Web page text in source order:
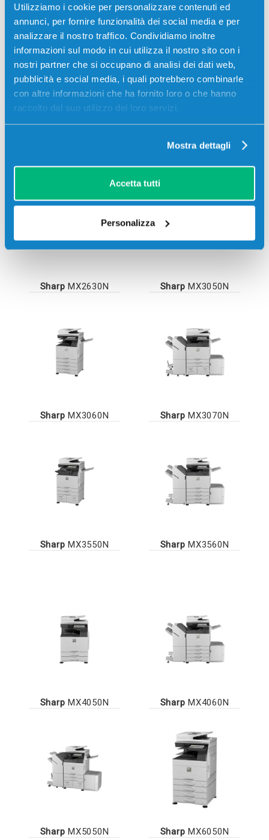
Utilizziamo i cookie per personalizzare contenuti ed
annunci, per fornire funzionalità dei social media e per
analizzare il nostro traffico. Condividiamo inoltre
informazioni sul modo in cui utilizza il nostro sito con i
nostri partner che si occupano di analisi dei dati web,
pubblicità e social media, i quali potrebbero combinarle
con altre informazioni che ha fornito loro o che hanno
raccolto dal suo utilizzo dei loro servizi.
Mostra dettagli
Accetta tutti
Personalizza
Sharp MX2630N Sharp MX3050N
Sharp MX3060N Sharp MX3070N
Sharp MX3550N Sharp MX3560N
Sharp MX4050N Sharp MX4060N
Sharp MX5050N Sharp MX6050N